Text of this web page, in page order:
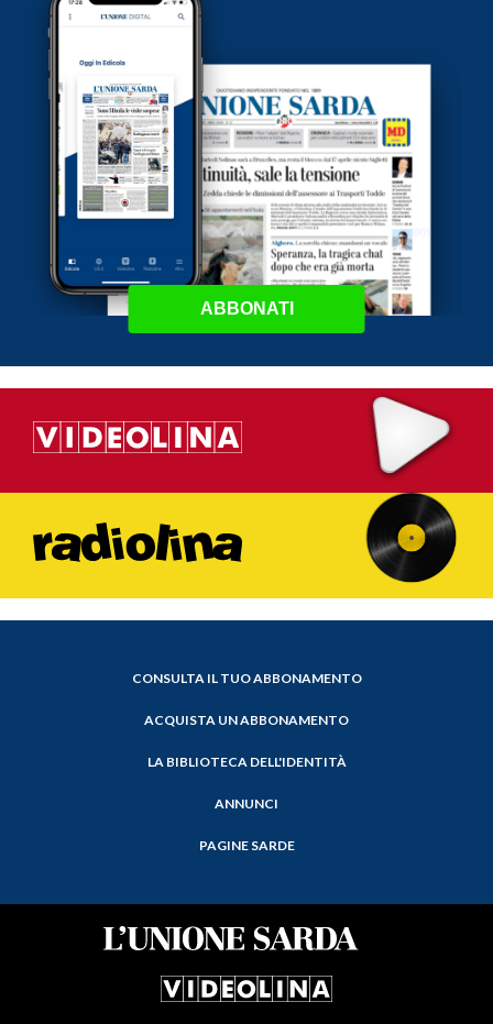
ABBONATI
CONSULTA IL TUO ABBONAMENTO
ACQUISTA UN ABBONAMENTO
LA BIBLIOTECA DELL'IDENTITÀ
ANNUNCI
PAGINE SARDE